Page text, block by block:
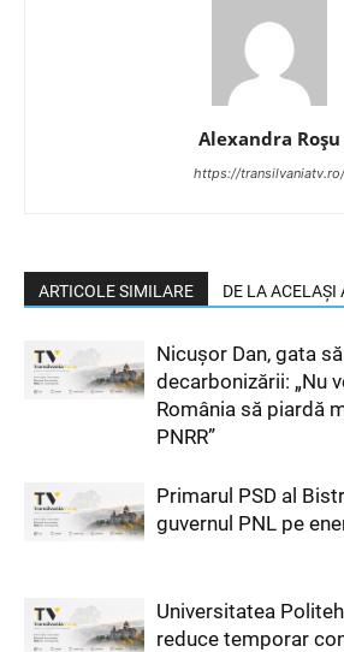
Alexandra Roșu
https://transilvaniatv.ro/
ARTICOLE SIMILARE DE LA ACELAȘI
Nicușor Dan, gata
decarbonizării: „Nu
România să piardă
PNRR”
Primarul PSD al
guvernul PNL pe
Universitatea
reduce temporar